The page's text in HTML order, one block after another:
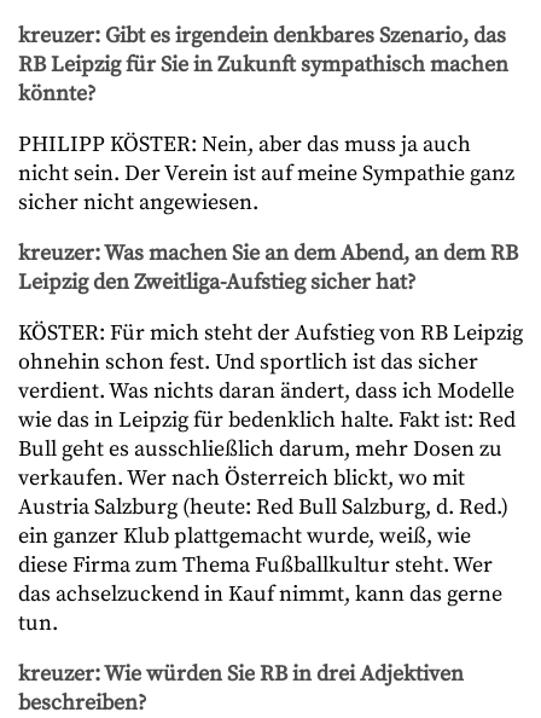
kreuzer: Gibt es irgendein denkbares Szenario, das
RB Leipzig für Sie in Zukunft sympathisch machen
könnte?
PHILIPP KÖSTER: Nein, aber das muss ja auch
nicht sein. Der Verein ist auf meine Sympathie ganz
sicher nicht angewiesen.
kreuzer: Was machen Sie an dem Abend, an dem RB
Leipzig den Zweitliga-Aufstieg sicher hat?
KÖSTER: Für mich steht der Aufstieg von RB Leipzig
ohnehin schon fest. Und sportlich ist das sicher
verdient. Was nichts daran ändert, dass ich Modelle
wie das in Leipzig für bedenklich halte. Fakt ist: Red
Bull geht es ausschließlich darum, mehr Dosen zu
verkaufen. Wer nach Österreich blickt, wo mit
Austria Salzburg (heute: Red Bull Salzburg, d. Red.)
ein ganzer Klub plattgemacht wurde, weiß, wie
diese Firma zum Thema Fußballkultur steht. Wer
das achselzuckend in Kauf nimmt, kann das gerne
tun.
kreuzer: Wie würden Sie RB in drei Adjektiven
beschreiben?